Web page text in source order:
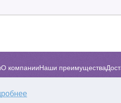
О компанииНаши преимущества